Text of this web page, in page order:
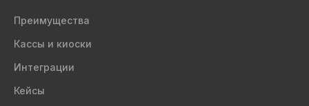
Преимущества
Кассы и киоски
Интеграции
Кейсы